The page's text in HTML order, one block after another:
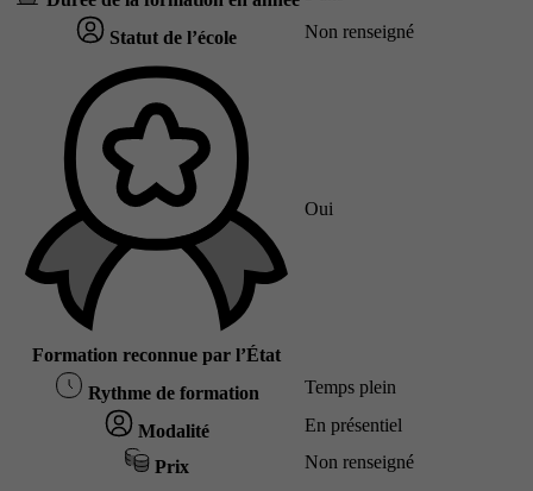
Statut de l’école Non renseigné
Formation reconnue par l’État
Oui
Rythme de formation Temps plein
Modalité En présentiel
Prix Non renseigné